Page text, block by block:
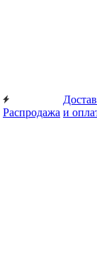
Распродажа и